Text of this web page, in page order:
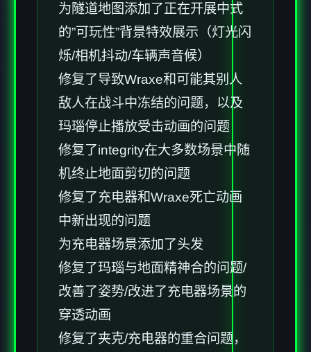
为隧道地图添加了正在开展中式
的”可玩性”背景特效展示（灯光闪
烁/相机抖动/车辆声音候）
修复了导致Wraxe和可能其别人
敌人在战斗中冻结的问题，以及
玛瑙停止播放受击动画的问题
修复了integrity在大多数场景中随
机终止地面剪切的问题
修复了充电器和Wraxe死亡动画
中新出现的问题
为充电器场景添加了头发
修复了玛瑙与地面精神合的问题/
改善了姿势/改进了充电器场景的
穿透动画
修复了夹克/充电器的重合问题，